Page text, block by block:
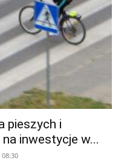
pieszych i
inwestycje w...